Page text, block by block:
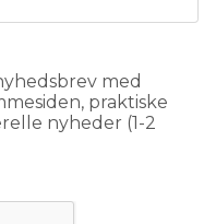
praktiske
nyheder (1-2